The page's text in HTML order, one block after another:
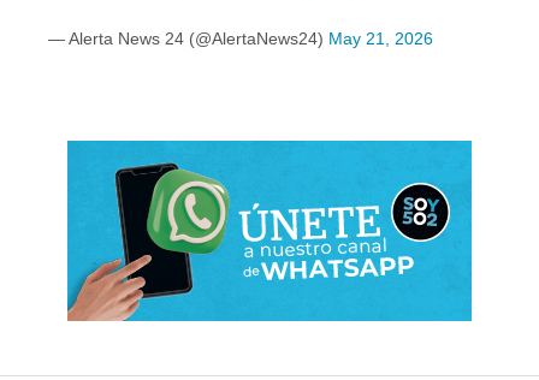
— Alerta News 24 (@AlertaNews24) May 21, 2026